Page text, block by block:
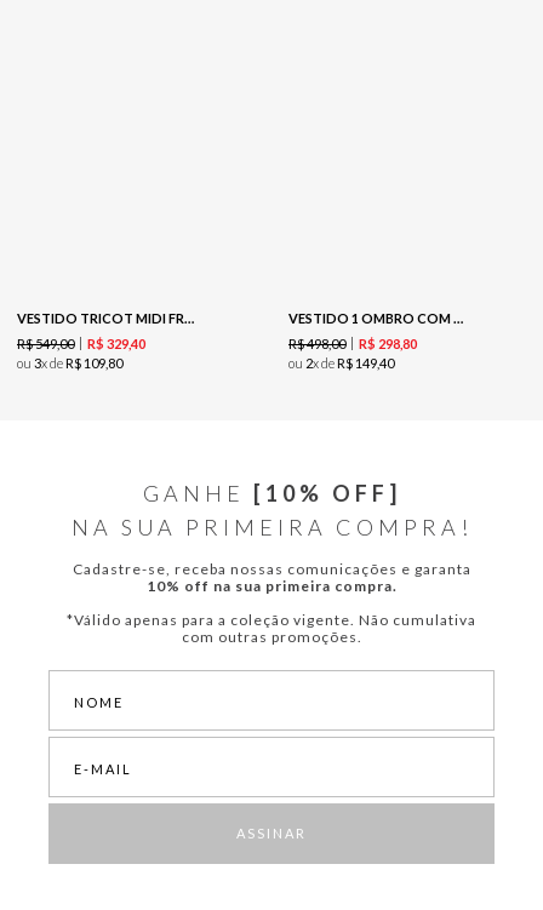
VESTIDO TRICOT MIDI FRANJAS - PRETO
R$549,00 R$ 32940
ou 3x deR$ 109 80
VESTIDO 1 OMBRO COM NÓ BORDADO - GOIABA
R$498,00 R$ 29880
ou 2x deR$ 14940
GANHE
[10% OFF]
NA SUA PRIMEIRA COMPRA!
Cadastre-se, receba nossas comunicações e garanta
10% off na sua primeira compra.
*Válido apenas para a coleção vigente. Não cumulativa
com outras promoções.
ASSINAR